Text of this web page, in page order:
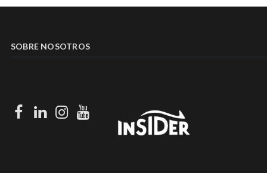
SOBRE NOSOTROS
Facebook
LinkedInInstagram
Youtube